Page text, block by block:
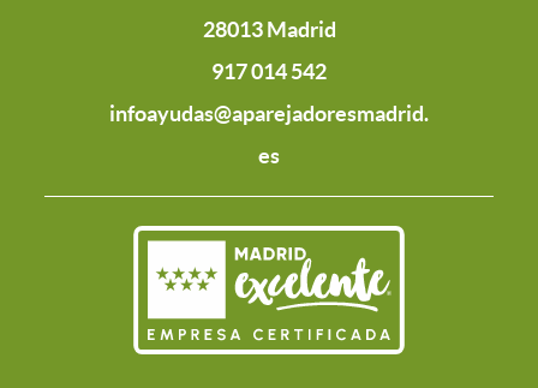
28013 Madrid
917 014 542
infoayudas@aparejadoresmadrid.
es